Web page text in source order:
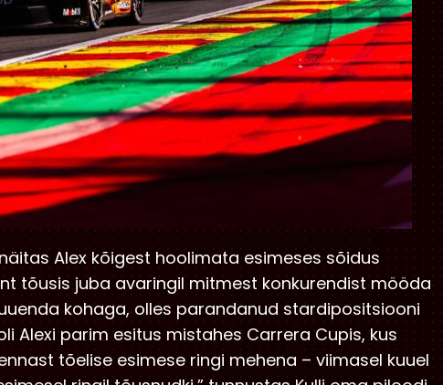
Alex kõigest hoolimata esimeses sõidus
tõusis juba avaringil mitmest konkurendist mööda
kohaga, olles parandanud stardipositsiooni
Alexi parim esitus mistahes Carrera Cupis, kus
tõelise esimese ringi mehena – viimasel kuuel